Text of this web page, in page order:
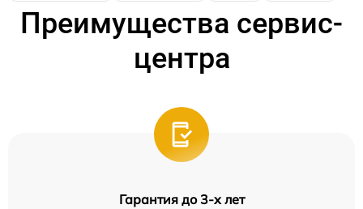
Преимущества сервис-
центра
Гарантия до 3-х лет